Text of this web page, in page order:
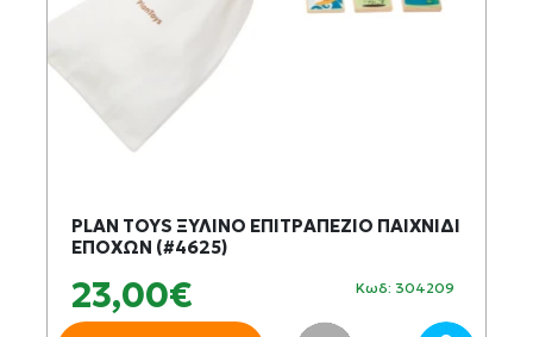
PLAN TOYS ΞΥΛΙΝΟ ΕΠΙΤΡΑΠΕΖΙΟ ΠΑΙΧΝΙΔΙ
ΕΠΟΧΩΝ (#4625)
23,00€ Κωδ: 304209